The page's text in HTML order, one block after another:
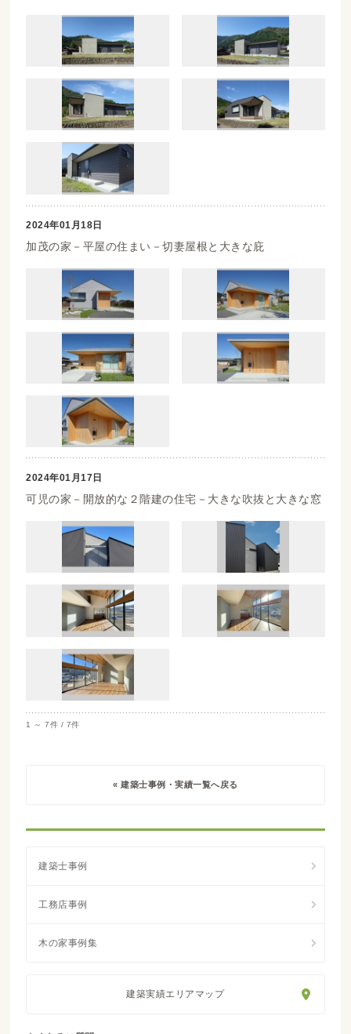
2024年01月18日
加茂の家－平屋の住まい－切妻屋根と大きな庇
2024年01月17日
可児の家－開放的な２階建の住宅－大きな吹抜と大きな窓
1 ～ 7件 / 7件
« 建築士事例・実績一覧へ戻る
建築実績エリアマップ